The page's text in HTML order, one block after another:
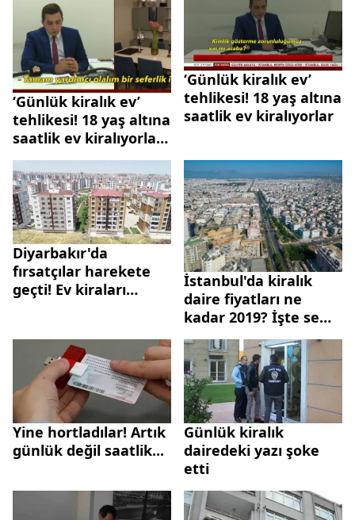
‘Günlük kiralık ev’
tehlikesi! 18 yaş altına
saatlik ev kiralıyorlar!
A Haber tek tek
tarayıp ortaya çıkardı
‘Günlük kiralık ev’
tehlikesi! 18 yaş altına
saatlik ev kiralıyorlar
Diyarbakır'da
fırsatçılar harekete
geçti! Ev kiraları
İstanbul'da kiralık
daire fiyatları ne
kadar 2019? İşte semt
semt kira fiyatları
Yine hortladılar! Artık
günlük değil saatlik...
Günlük kiralık
dairedeki yazı şoke
etti